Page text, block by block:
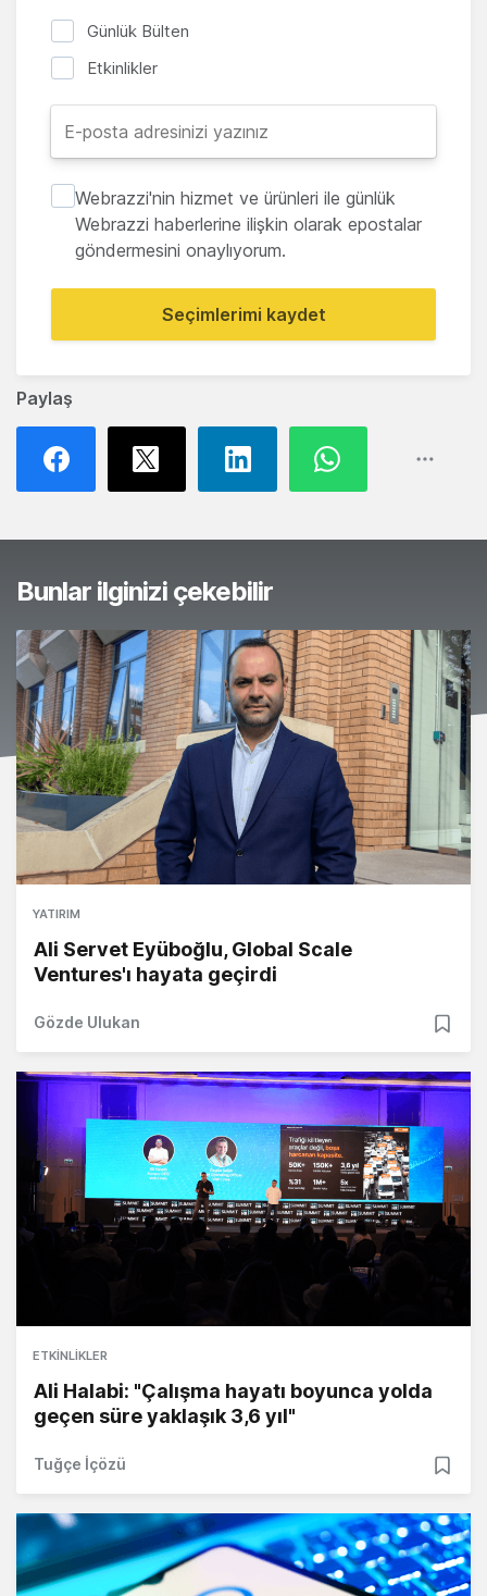
Paylaş
Günlük Bülten
Etkinlikler
Webrazzi'nin hizmet ve ürünleri ile günlük
Webrazzi haberlerine ilişkin olarak epostalar
göndermesini onaylıyorum.
Seçimlerimi kaydet
Bunlar ilginizi çekebilir
YATIRIM
Ali Servet Eyüboğlu, Global Scale
Ventures'ı hayata geçirdi
Gözde Ulukan
ETKINLIKLER
Ali Halabi: "Çalışma hayatı boyunca yolda
geçen süre yaklaşık 3,6 yıl"
Tuğçe İçözü